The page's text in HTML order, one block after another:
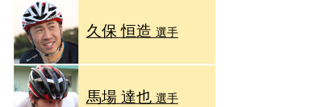
久保 恒造 選手
馬場 達也 選手